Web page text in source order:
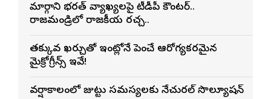
మార్గాని భరత్ వ్యాఖ్యలపై టీడీపీ కౌంటర్..
రాజమండ్రిలో రాజకీయ రచ్చ..
తక్కువ ఖర్చుతో ఇంట్లోనే పెంచే ఆరోగ్యకరమైన
మైక్రోగ్రీన్స్ ఇవే!
వర్షాకాలంలో జుట్టు సమస్యలకు నేచురల్ సొల్యూషన్